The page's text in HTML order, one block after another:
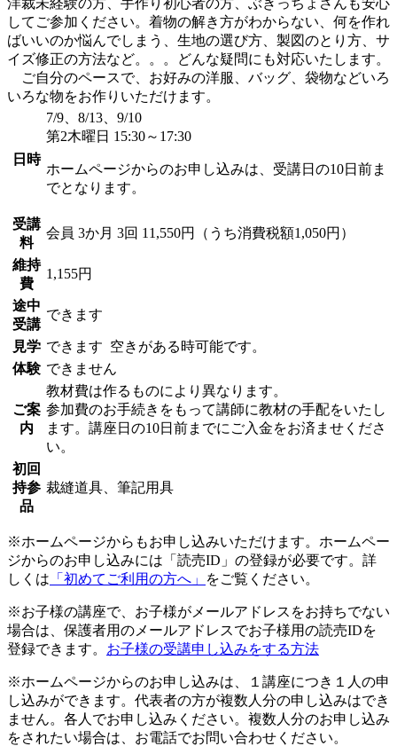
してご参加ください。着物の解き方がわからない、何を作れ
ばいいのか悩んでしまう、生地の選び方、製図のとり方、サ
イズ修正の方法など。。。どんな疑問にも対応いたします。
ご自分のペースで、お好みの洋服、バッグ、袋物などいろ
いろな物をお作りいただけます。
日時
7/9、8/13、9/10
第2木曜日 15:30～17:30
ホームページからのお申し込みは、受講日の10日前ま
でとなります。
受講
料
会員 3か月 3回 11,550円（うち消費税額1,050円）
維持
費
1,155円
途中
受講
できます
見学 できます 空きがある時可能です。
体験 できません
ご案
内
教材費は作るものにより異なります。
参加費のお手続きをもって講師に教材の手配をいたし
ます。講座日の10日前までにご入金をお済ませくださ
い。
初回
持参
品
裁縫道具、筆記用具
※ホームページからもお申し込みいただけます。ホームペー
ジからのお申し込みには「読売ID」の登録が必要です。詳
しくは 「初めてご利用の方へ」 をご覧ください。
※お子様の講座で、お子様がメールアドレスをお持ちでない
場合は、保護者用のメールアドレスでお子様用の読売IDを
登録できます。 お子様の受講申し込みをする方法
※ホームページからのお申し込みは、１講座につき１人の申
し込みができます。代表者の方が複数人分の申し込みはでき
ません。各人でお申し込みください。複数人分のお申し込み
をされたい場合は、お電話でお問い合わせください。